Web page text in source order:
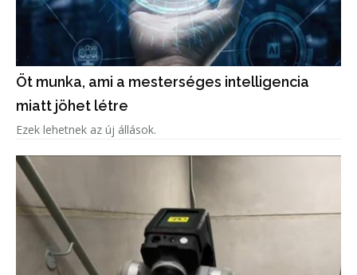
Öt munka, ami a mesterséges intelligencia
miatt jöhet létre
Ezek lehetnek az új állások.